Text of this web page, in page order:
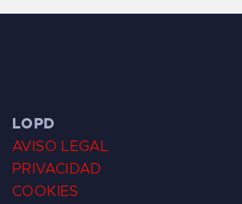
LOPD
AVISO LEGAL
PRIVACIDAD
COOKIES